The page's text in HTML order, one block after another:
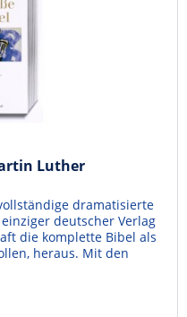
Luther
dramatisierte
deutscher Verlag
die komplette Bibel als
heraus. Mit den